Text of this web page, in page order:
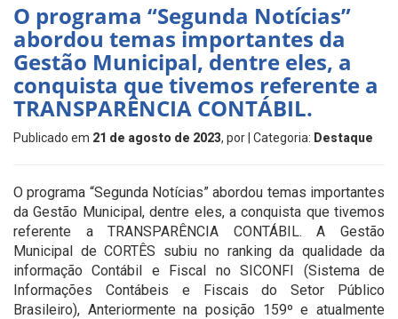
O programa “Segunda Notícias”
abordou temas importantes da
Gestão Municipal, dentre eles, a
conquista que tivemos referente a
TRANSPARÊNCIA CONTÁBIL.
Publicado em 21 de agosto de 2023, por | Categoria: Destaque
O programa “Segunda Notícias” abordou temas importantes
da Gestão Municipal, dentre eles, a conquista que tivemos
referente a TRANSPARÊNCIA CONTÁBIL. A Gestão
Municipal de CORTÊS subiu no ranking da qualidade da
informação Contábil e Fiscal no SICONFI (Sistema de
Informações Contábeis e Fiscais do Setor Público
Brasileiro), Anteriormente na posição 159º e atualmente